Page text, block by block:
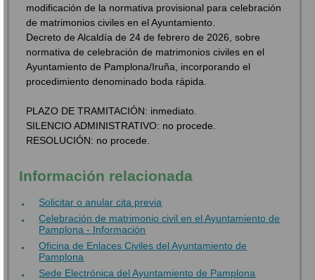
modificación de la normativa provisional para celebración
de matrimonios civiles en el Ayuntamiento.
Decreto de Alcaldía de 24 de febrero de 2026, sobre
normativa de celebración de matrimonios civiles en el
Ayuntamiento de Pamplona/Iruña, incorporando el
procedimiento denominado boda rápida.
PLAZO DE TRAMITACIÓN: inmediato.
SILENCIO ADMINISTRATIVO: no procede.
RESOLUCIÓN: no procede.
Información relacionada
Solicitar o anular cita previa
Celebración de matrimonio civil en el Ayuntamiento de
Pamplona - Información
Oficina de Enlaces Civiles del Ayuntamiento de
Pamplona
Sede Electrónica del Ayuntamiento de Pamplona